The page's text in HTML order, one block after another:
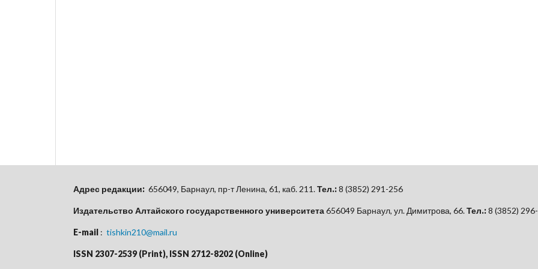
Адрес редакции: 656049, Барнаул, пр-т Ленина, 61, каб. 211.Тел.:8 (3852) 291-256
Издательство Алтайского государственного университета656049 Барнаул, ул. Димитрова, 66.Тел.:8 (3852)
E-mail : tishkin210@mail.ru
ISSN 2307-2539 (Print), ISSN 2712-8202 (Online)